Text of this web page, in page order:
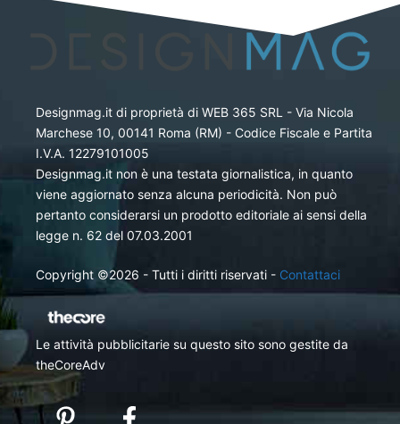
Designmag.it di proprietà di WEB 365 SRL - Via Nicola
Marchese 10, 00141 Roma (RM) - Codice Fiscale e Partita
I.V.A. 12279101005
Designmag.it non è una testata giornalistica, in quanto
viene aggiornato senza alcuna periodicità. Non può
pertanto considerarsi un prodotto editoriale ai sensi della
legge n. 62 del 07.03.2001
Copyright ©2026 - Tutti i diritti riservati - Contattaci
Le attività pubblicitarie su questo sito sono gestite da
theCoreAdv